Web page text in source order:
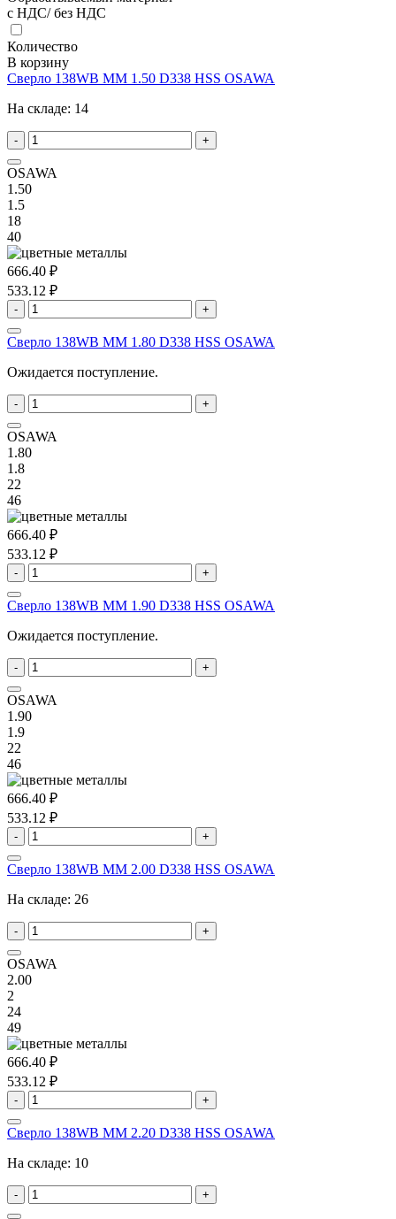
с НДС/ без НДС
Количество
В корзину
Сверло 138WB MM 1.50 D338 HSS OSAWA
На складе: 14
- +
OSAWA
1.50
1.5
18
40
666.40 ₽
533.12 ₽
- +
Сверло 138WB MM 1.80 D338 HSS OSAWA
Ожидается поступление.
- +
OSAWA
1.80
1.8
22
46
666.40 ₽
533.12 ₽
- +
Сверло 138WB MM 1.90 D338 HSS OSAWA
Ожидается поступление.
- +
OSAWA
1.90
1.9
22
46
666.40 ₽
533.12 ₽
- +
Сверло 138WB MM 2.00 D338 HSS OSAWA
На складе: 26
- +
OSAWA
2.00
2
24
49
666.40 ₽
533.12 ₽
- +
Сверло 138WB MM 2.20 D338 HSS OSAWA
На складе: 10
- +